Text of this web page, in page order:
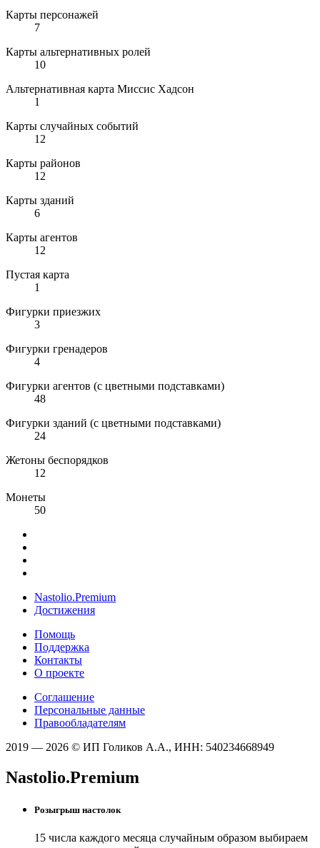
Карты персонажей
7
Карты альтернативных ролей
10
Альтернативная карта Миссис Хадсон
1
Карты случайных событий
12
Карты районов
12
Карты зданий
6
Карты агентов
12
Пустая карта
1
Фигурки приезжих
3
Фигурки гренадеров
4
Фигурки агентов (с цветными подставками)
48
Фигурки зданий (с цветными подставками)
24
Жетоны беспорядков
12
Монеты
50
Nastolio.Premium
Достижения
Помощь
Поддержка
Контакты
О проекте
Соглашение
Персональные данные
Правообладателям
2019 — 2026 © ИП Голиков А.А., ИНН: 540234668949
Nastolio.Premium
Розыгрыш настолок
15 числа каждого месяца случайным образом выбираем